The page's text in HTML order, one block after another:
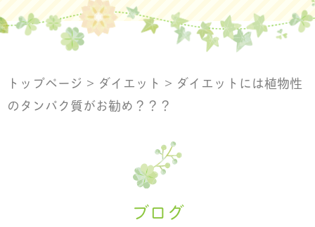
トップページ > ダイエット > ダイエットには植物性
のタンパク質がお勧め？？？
ブログ